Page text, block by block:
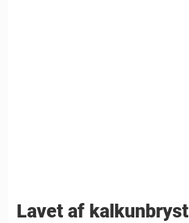
Lavet af kalkunbryst